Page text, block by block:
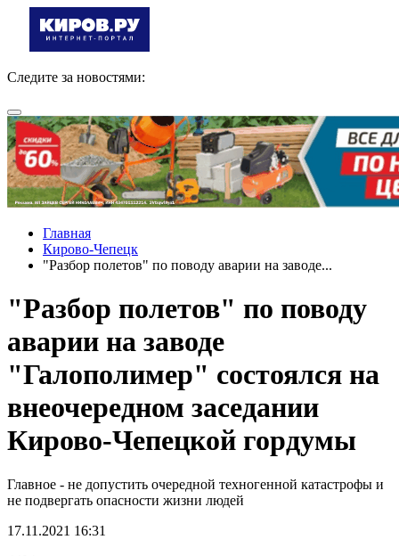
Следите за новостями:
Главная
Кирово-Чепецк
"Разбор полетов" по поводу аварии на заводе...
"Разбор полетов" по поводу
аварии на заводе
"Галополимер" состоялся на
внеочередном заседании
Кирово-Чепецкой гордумы
Главное - не допустить очередной техногенной катастрофы и
не подвергать опасности жизни людей
17.11.2021 16:31